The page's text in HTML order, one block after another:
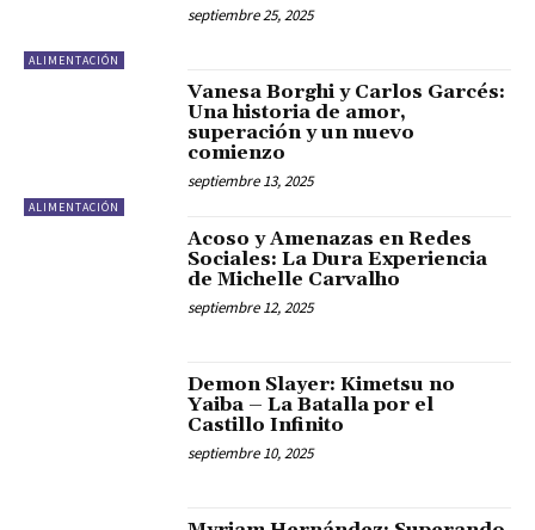
ALIMENTACIÓN
septiembre 25, 2025
ALIMENTACIÓN
Vanesa Borghi y Carlos Garcés:
Una historia de amor,
superación y un nuevo
comienzo
septiembre 13, 2025
Acoso y Amenazas en Redes
Sociales: La Dura Experiencia
de Michelle Carvalho
septiembre 12, 2025
Demon Slayer: Kimetsu no
Yaiba – La Batalla por el
Castillo Infinito
septiembre 10, 2025